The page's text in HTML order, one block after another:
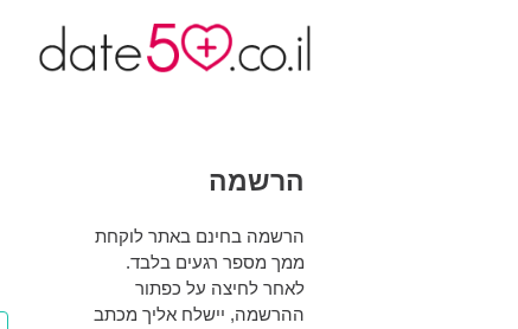
הרשמה
הרשמה בחינם באתר לוקחת
ממך מספר רגעים בלבד.
לאחר לחיצה על כפתור
ההרשמה, יישלח אליך מכתב